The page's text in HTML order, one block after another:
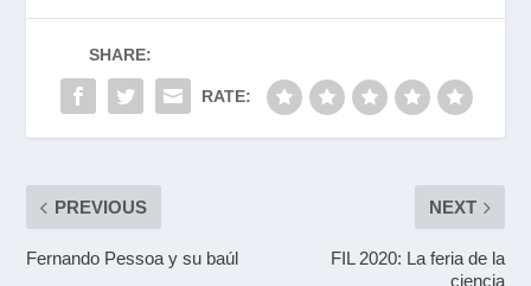
SHARE:
RATE:
PREVIOUS
Fernando Pessoa y su baúl
NEXT
FIL 2020: La feria de la
ciencia